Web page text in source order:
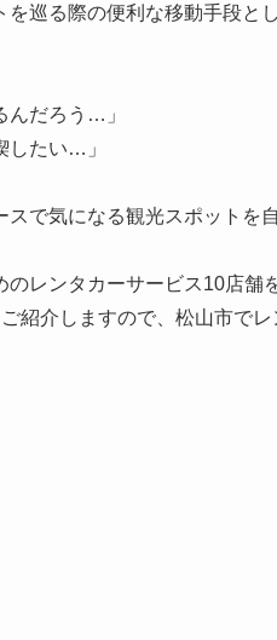
巡る際の便利な移動手段と
んだろう…」
したい…」
で気になる観光スポットを
レンタカーサービス10店舗
紹介しますので、松山市で